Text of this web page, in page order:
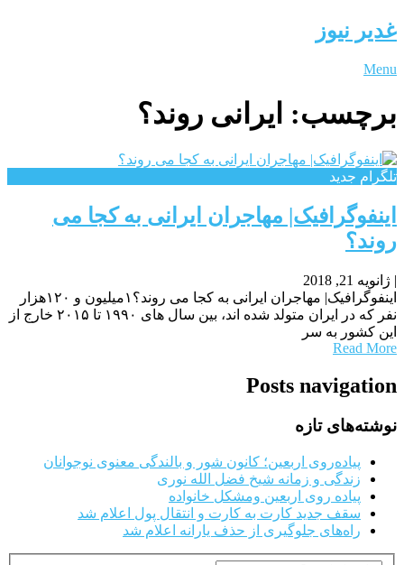
غدیر نیوز
Menu
برچسب: ایرانی روند؟
تلگرام جدید
اینفوگرافیک| مهاجران ایرانی به کجا می
روند؟
| ژانویه 21, 2018
اینفوگرافیک| مهاجران ایرانی به کجا می روند؟۱میلیون و ۱۲۰هزار
نفر که در ایران متولد شده اند، بین سال های ۱۹۹۰ تا ۲۰۱۵ خارج از
این کشور به سر
Read More
Posts navigation
نوشته‌های تازه
پیاده‌روی اربعین؛ کانون شور و بالندگی معنوی نوجوانان
زندگی و زمانه شیخ فضل الله نوری
پیاده روی اربعین ومشکل خانواده
سقف جدید کارت به کارت و انتقال پول اعلام شد
راه‌های جلوگیری از حذف یارانه اعلام شد